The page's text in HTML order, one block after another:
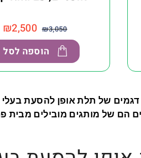
₪3,050
₪2,500
הוספה לסל
של תלת אופן להסעת
הם של מותגים מובילים מבית